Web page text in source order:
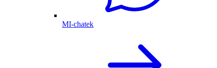
MI-chatek